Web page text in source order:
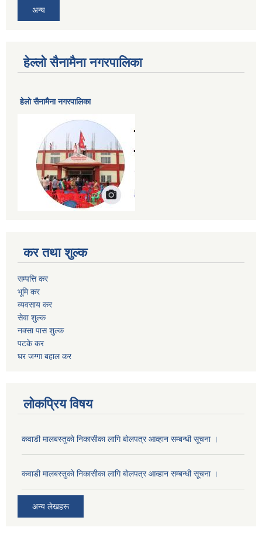
अन्य
हेल्लो सैनामैना नगरपालिका
हेलाे सैनामैना नगरपालिका
कर तथा शुल्क
सम्पत्ति कर
भूमि कर
व्यवसाय कर
सेवा शुल्क
नक्सा पास शुल्क
पटके कर
घर जग्गा बहाल कर
लोकप्रिय विषय
कवाडी मालबस्तुकाे निकासीका लागि बाेलपत्र आव्हान सम्बन्धी सूचना ।
कवाडी मालबस्तुकाे निकासीका लागि बाेलपत्र आव्हान सम्बन्धी सूचना ।
अन्य लेखहरू